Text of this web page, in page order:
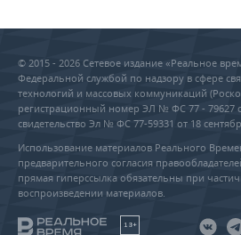
© 2015 - 2026 Сетевое издание «Реальное
Федеральной службой по надзору в сфере
технологий и массовых коммуникаций
регистрационный номер ЭЛ № ФС 77 - 79627
свидетельство Эл № ФС 77-59331 от 18
Использование материалов Реального
предварительного согласия
прямая гиперссылка обязательны при
воспроизведении материалов.
18+